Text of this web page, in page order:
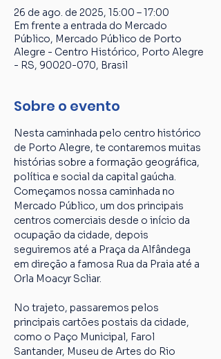
26 de ago. de 2025, 15:00 – 17:00
Em frente a entrada do Mercado
Público, Mercado Público de Porto
Alegre - Centro Histórico, Porto Alegre
- RS, 90020-070, Brasil
Sobre o evento
Nesta caminhada pelo centro histórico
de Porto Alegre, te contaremos muitas
histórias sobre a formação geográfica,
política e social da capital gaúcha.
Começamos nossa caminhada no
Mercado Público, um dos principais
centros comerciais desde o início da
ocupação da cidade, depois
seguiremos até a Praça da Alfândega
em direção a famosa Rua da Praia até a
Orla Moacyr Scliar.
No trajeto, passaremos pelos
principais cartões postais da cidade,
como o Paço Municipal, Farol
Santander, Museu de Artes do Rio